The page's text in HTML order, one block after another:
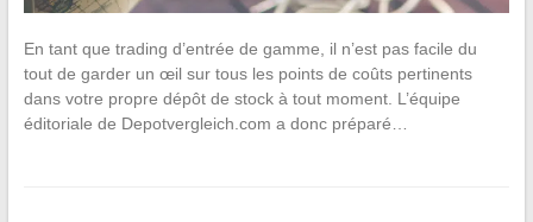
En tant que trading d’entrée de gamme, il n’est pas facile du
tout de garder un œil sur tous les points de coûts pertinents
dans votre propre dépôt de stock à tout moment. L’équipe
éditoriale de Depotvergleich.com a donc préparé…